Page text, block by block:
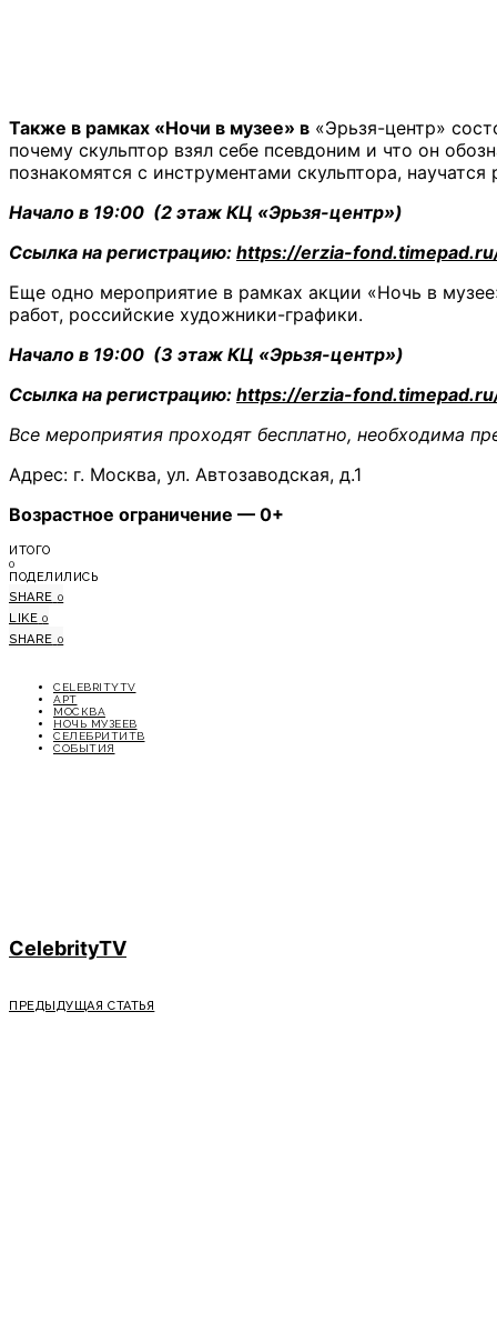
Также в рамках «Ночи в музее» в «Эрьзя-центр»
почему скульптор взял себе псевдоним и что он
познакомятся с инструментами скульптора,
Начало в 19:00 (2 этаж КЦ «Эрьзя-центр»)
Ссылка на регистрацию: https://erzia-
Еще одно мероприятие в рамках акции «Ночь в
работ, российские художники-графики.
Начало в 19:00 (3 этаж КЦ «Эрьзя-центр»)
Ссылка на регистрацию: https://erzia-
Все мероприятия проходят бесплатно, необходима
Адрес: г. Москва, ул. Автозаводская, д.1
Возрастное ограничение — 0+
ИТОГО
0
ПОДЕЛИЛИСЬ
SHARE 0
LIKE 0
SHARE 0
CELEBRITYTV
АРТ
МОСКВА
НОЧЬ МУЗЕЕВ
СЕЛЕБРИТИТВ
СОБЫТИЯ
CelebrityTV
ПРЕДЫДУЩАЯ СТАТЬЯ